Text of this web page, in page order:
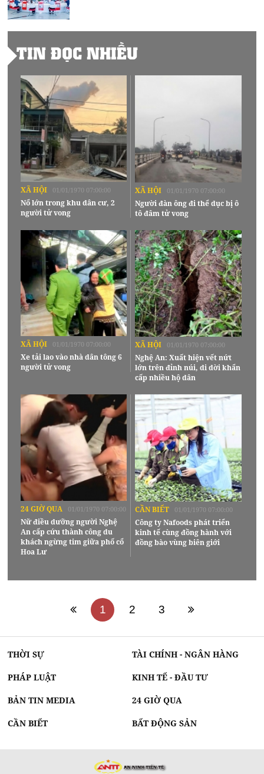
TIN ĐỌC NHIỀU
XÃ HỘI 01/01/1970 07:00:00
Nổ lớn trong khu dân cư, 2
người tử vong
XÃ HỘI 01/01/1970 07:00:00
Người đàn ông đi thể dục bị ô
tô đâm tử vong
XÃ HỘI 01/01/1970 07:00:00
Xe tải lao vào nhà dân tông 6
người tử vong
XÃ HỘI 01/01/1970 07:00:00
Nghệ An: Xuất hiện vết nứt
lớn trên đỉnh núi, di dời khẩn
cấp nhiều hộ dân
24 GIỜ QUA 01/01/1970 07:00:00
Nữ điều dưỡng người Nghệ
An cấp cứu thành công du
khách ngừng tim giữa phố cổ
Hoa Lư
CẦN BIẾT 01/01/1970 07:00:00
Công ty Nafoods phát triển
kinh tế cùng đồng hành với
đồng bào vùng biên giới
1 2 3
THỜI SỰ TÀI CHÍNH - NGÂN HÀNG
PHÁP LUẬT KINH TẾ - ĐẦU TƯ
BẢN TIN MEDIA 24 GIỜ QUA
CẦN BIẾT BẤT ĐỘNG SẢN